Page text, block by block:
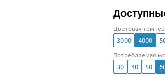
Цветовая
3000 4000
Потребляемая
30 40 50